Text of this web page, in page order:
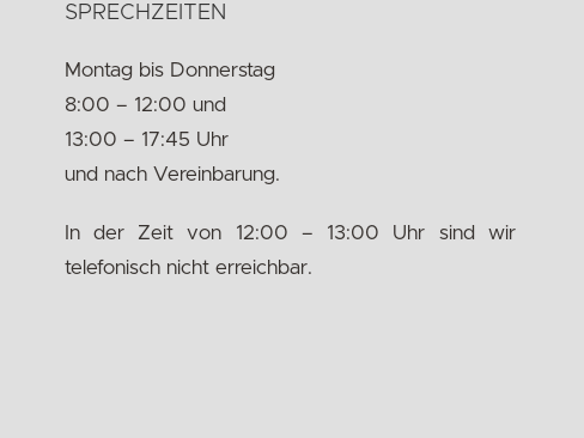
SPRECHZEITEN
Montag bis Donnerstag
8:00 – 12:00 und
13:00 – 17:45 Uhr
und nach Vereinbarung.
In der Zeit von 12:00 – 13:00 Uhr sind wir
telefonisch nicht erreichbar.